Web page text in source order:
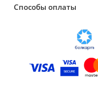
Способы оплаты